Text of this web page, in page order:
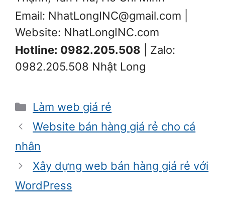
Email: NhatLongINC@gmail.com |
Website: NhatLongINC.com
Hotline: 0982.205.508 | Zalo:
0982.205.508 Nhật Long
Danh
mục
Làm web giá rẻ
Website bán hàng giá rẻ cho cá
nhân
Xây dựng web bán hàng giá rẻ với
WordPress